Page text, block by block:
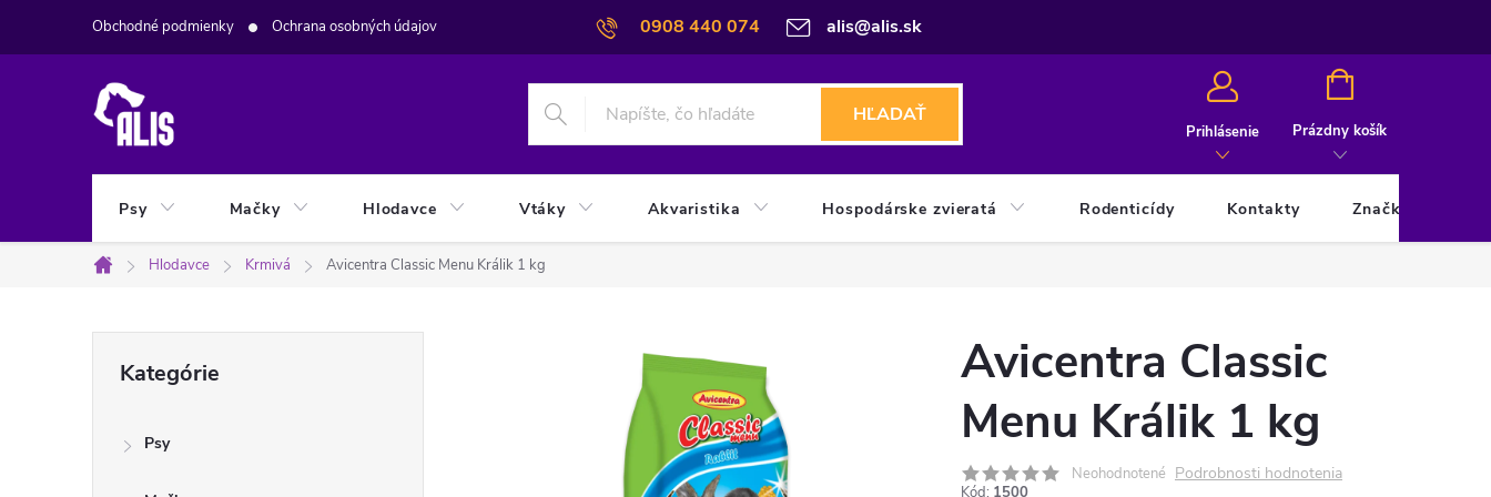
0908 440 074 alis@alis.sk
Obchodné podmienky Ochrana osobných údajov
HĽADAŤ
Prihlásenie
NÁKUPNÝ
Prázdny košík
Psy Mačky Hlodavce Vtáky Akvaristika Hospodárske zvieratá Rodenticídy Kontakty Značky
Domov
Hlodavce Krmivá Avicentra Classic Menu Králik 1 kg
kategórie
Kategórie
Psy
Avicentra Classic
Menu Králik 1 kg
Neohodnotené Podrobnosti hodnotenia
Kód: 1500